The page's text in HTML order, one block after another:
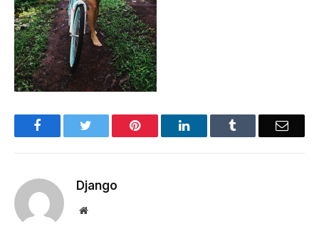
Facebook Pinterest LinkedIn Email
Django
Website